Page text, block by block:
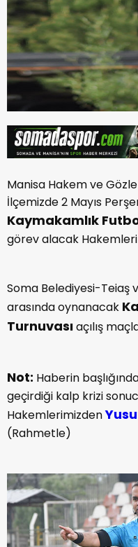
Manisa Hakem ve
İlçemizde 2 Mayıs
Kaymakamlık
görev alacak Hakemleri
Soma Belediyesi-Teiaş
arasında oynanacak
Turnuvasıaçılış
Not: Haberin
geçirdiği kalp krizi
Hakemlerimizden
(Rahmetle)